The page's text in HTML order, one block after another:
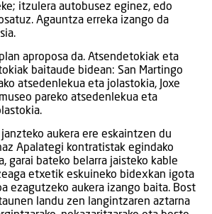
itzulera autobusez eginez, edo
Agauntza erreka izango da
aproposa da. Atsendetokiak eta
baitaude bidean: San Martingo
atsedenlekua eta jolastokia, Joxe
pareko atsedenlekua eta
aukera ere eskaintzen du
Apalategi kontratistak egindako
garai bateko belarra jaisteko kable
etxetik eskuineko bidexkan igota
ezagutzeko aukera izango baita. Bost
landu zen langintzaren aztarna